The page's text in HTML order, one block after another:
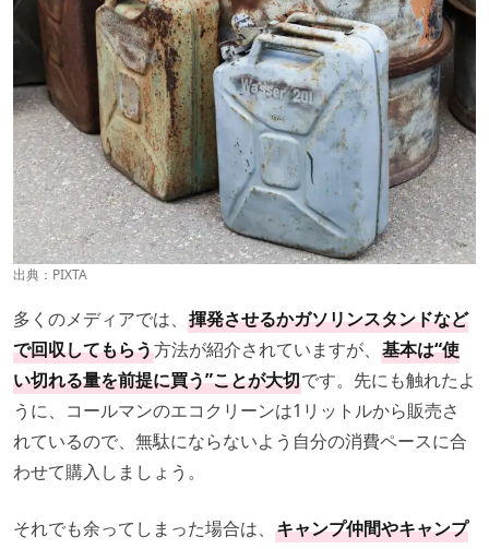
出典：PIXTA
多くのメディアでは、 揮発させるかガソリンスタンドなど
で回収してもらう方法が紹介されていますが、 基本は“使
い切れる量を前提に買う”ことが大切です。先にも触れたよ
うに、コールマンのエコクリーンは1リットルから販売さ
れているので、無駄にならないよう自分の消費ペースに合
わせて購入しましょう。
それでも余ってしまった場合は、 キャンプ仲間やキャンプ